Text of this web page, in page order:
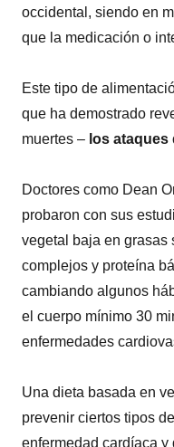
occidental, siendo en
que la medicación o
Este tipo de
que ha demostrado
muertes – los ataques
Doctores como Dean
probaron con sus
vegetal baja en grasas
complejos y proteína
cambiando algunos
el cuerpo mínimo 30
enfermedades
Una dieta basada en
prevenir ciertos tipos
enfermedad cardíaca y